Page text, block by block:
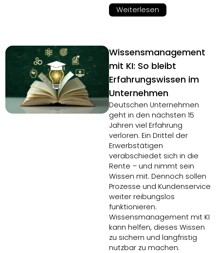
Weiterlesen
Wissensmanagement
mit KI: So bleibt
Erfahrungswissen im
Unternehmen
Deutschen Unternehmen
geht in den nächsten 15
Jahren viel Erfahrung
verloren. Ein Drittel der
Erwerbstätigen
verabschiedet sich in die
Rente – und nimmt sein
Wissen mit. Dennoch sollen
Prozesse und Kundenservice
weiter reibungslos
funktionieren.
Wissensmanagement mit KI
kann helfen, dieses Wissen
zu sichern und langfristig
nutzbar zu machen.